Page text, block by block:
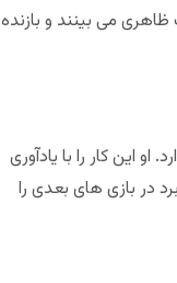
ظاهری می بینند و بازنده
این کار را با یادآوری
در بازی های بعدی را